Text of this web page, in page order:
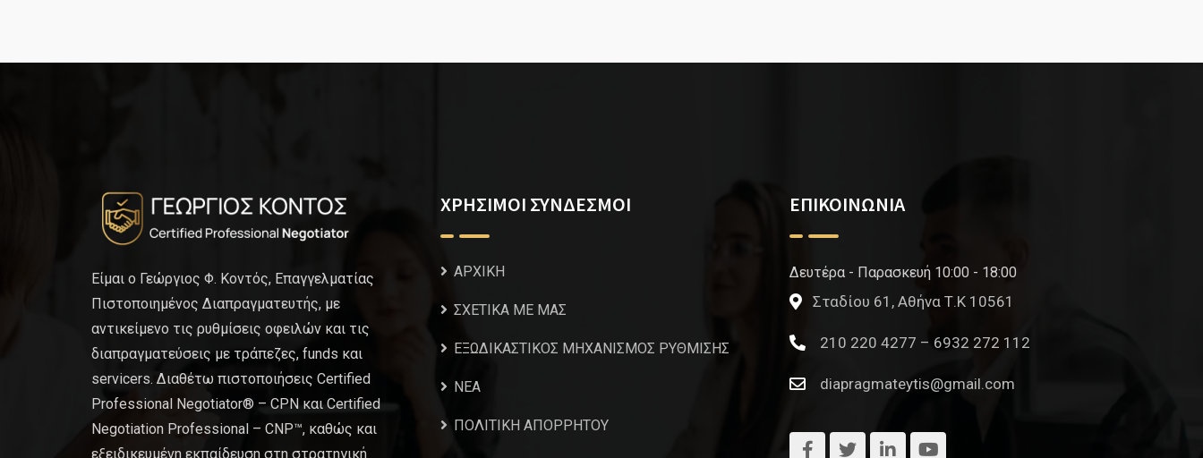
Είμαι ο Γεώργιος Φ. Κοντός, Επαγγελματίας
Πιστοποιημένος Διαπραγματευτής, με
αντικείμενο τις ρυθμίσεις οφειλών και τις
διαπραγματεύσεις με τράπεζες, funds και
servicers. Διαθέτω πιστοποιήσεις Certified
Professional Negotiator® – CPN και Certified
Negotiation Professional – CNP™, καθώς και
εξειδικευμένη εκπαίδευση στη στρατηγική
ΧΡΗΣΙΜΟΙ ΣΥΝΔΕΣΜΟΙ
ΑΡΧΙΚΗ
ΣΧΕΤΙΚΑ ΜΕ ΜΑΣ
ΕΞΩΔΙΚΑΣΤΙΚΟΣ ΜΗΧΑΝΙΣΜΟΣ ΡΥΘΜΙΣΗΣ
NEA
ΠΟΛΙΤΙΚΗ ΑΠΟΡΡΗΤΟΥ
ΕΠΙΚΟΙΝΩΝΙΑ
Δευτέρα - Παρασκευή 10:00 - 18:00
Σταδίου 61, Αθήνα Τ.Κ 10561
210 220 4277 – 6932 272 112
diapragmateytis@gmail.com